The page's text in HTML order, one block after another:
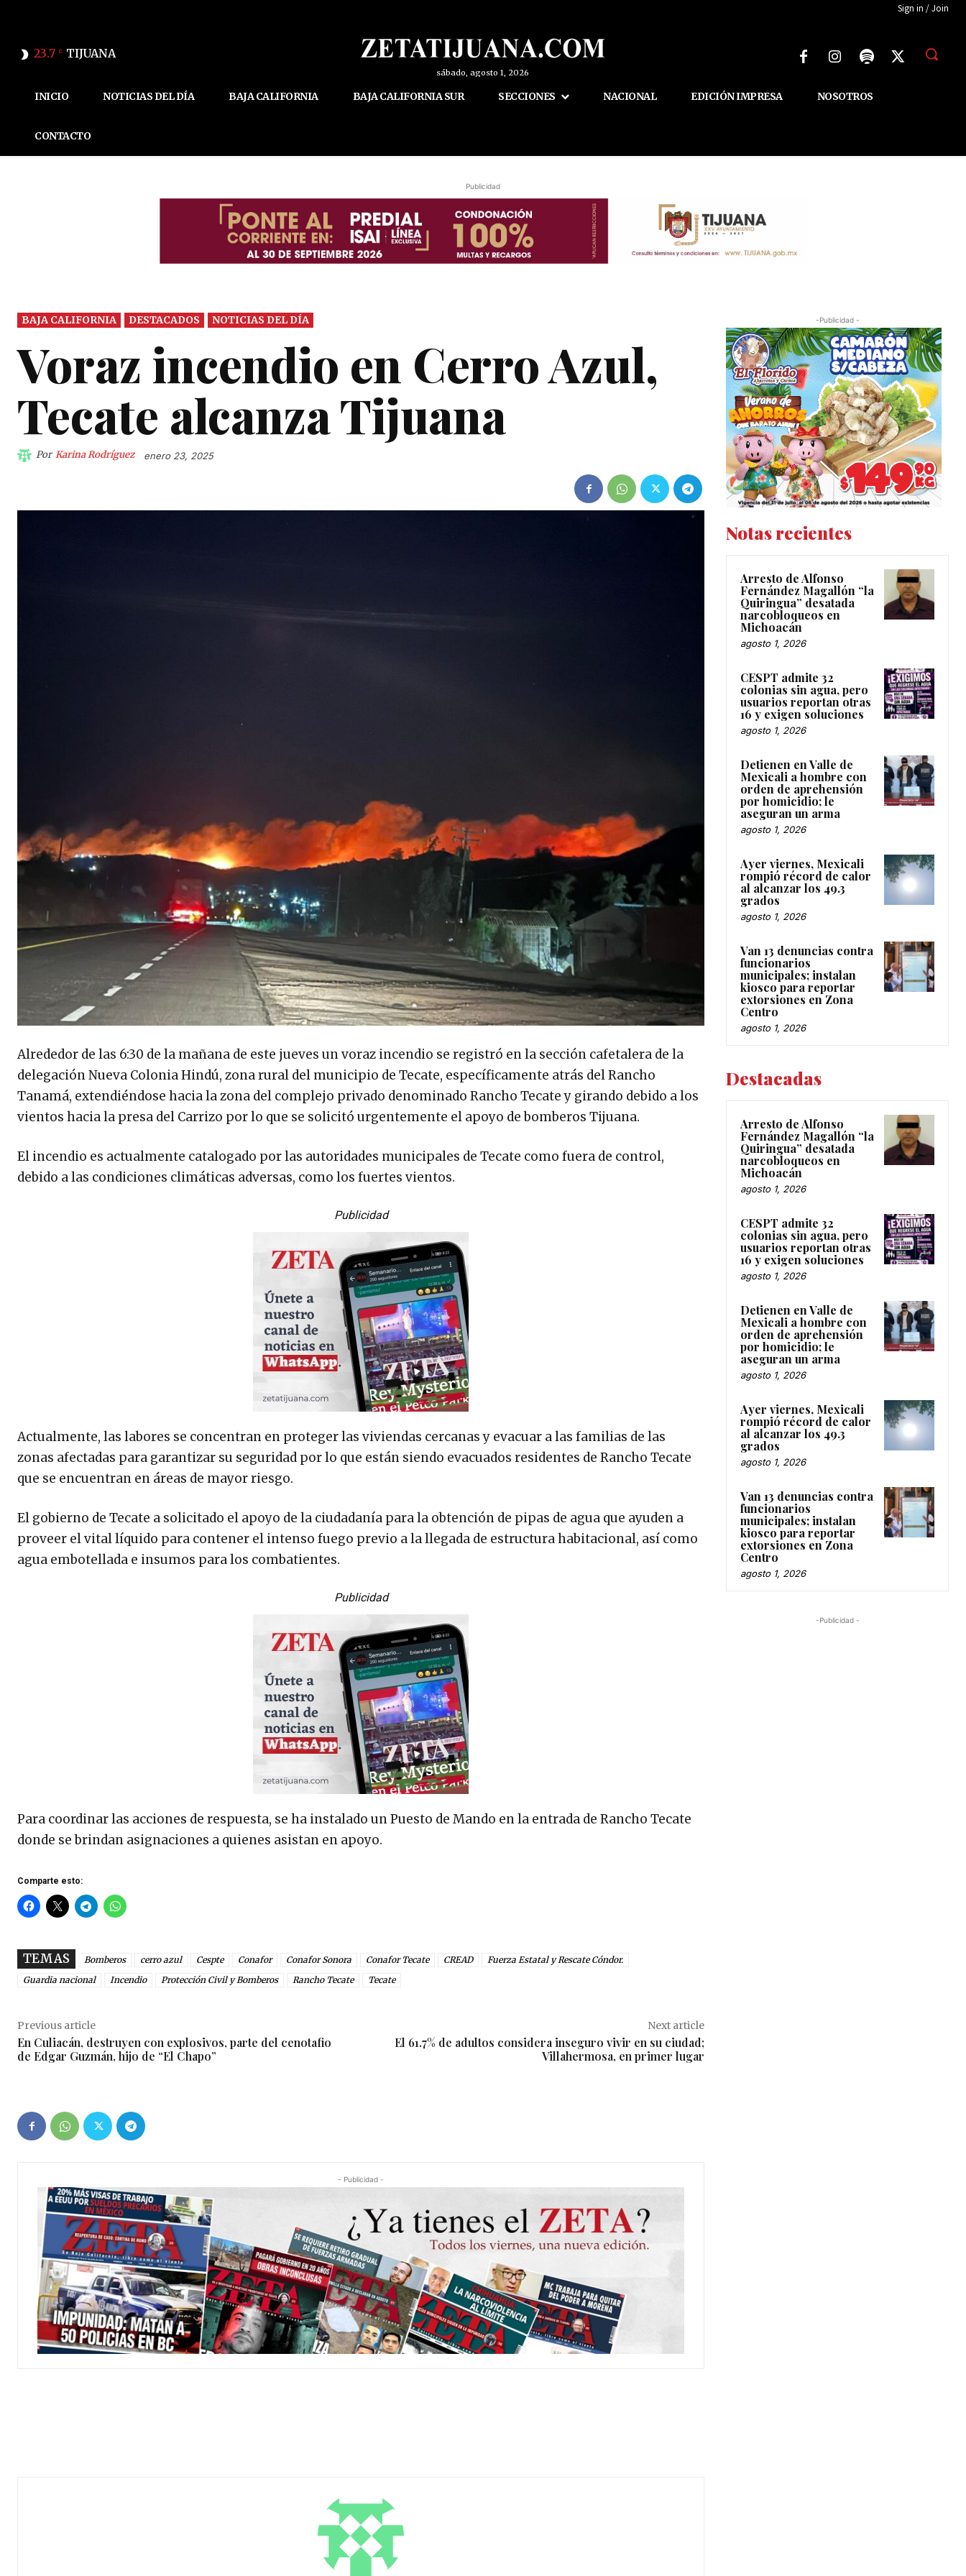
Sign in / Join
23.7 C TIJUANA
sábado, agosto 1, 2026
INICIO NOTICIAS DEL DÍA BAJA CALIFORNIA BAJA CALIFORNIA SUR SECCIONES NACIONAL EDICIÓN IMPRESA NOSOTROS
CONTACTO
Publicidad
BAJA CALIFORNIA DESTACADOS NOTICIAS DEL DÍA
Voraz incendio en Cerro Azul,
Tecate alcanza Tijuana
Por Karina Rodríguez enero 23, 2025
Alrededor de las 6:30 de la mañana de este jueves un voraz incendio se registró en la sección cafetalera de la
delegación Nueva Colonia Hindú, zona rural del municipio de Tecate, específicamente atrás del Rancho
Tanamá, extendiéndose hacia la zona del complejo privado denominado Rancho Tecate y girando debido a los
vientos hacia la presa del Carrizo por lo que se solicitó urgentemente el apoyo de bomberos Tijuana.
El incendio es actualmente catalogado por las autoridades municipales de Tecate como fuera de control,
debido a las condiciones climáticas adversas, como los fuertes vientos.
Publicidad
Actualmente, las labores se concentran en proteger las viviendas cercanas y evacuar a las familias de las
zonas afectadas para garantizar su seguridad por lo que están siendo evacuados residentes de Rancho Tecate
que se encuentran en áreas de mayor riesgo.
El gobierno de Tecate a solicitado el apoyo de la ciudadanía para la obtención de pipas de agua que ayuden a
proveer el vital líquido para contener el intenso fuego previo a la llegada de estructura habitacional, así como
agua embotellada e insumos para los combatientes.
Publicidad
Para coordinar las acciones de respuesta, se ha instalado un Puesto de Mando en la entrada de Rancho Tecate
donde se brindan asignaciones a quienes asistan en apoyo.
Comparte esto:
TEMAS Bomberos cerro azul Cespte Conafor Conafor Sonora Conafor Tecate CREAD
Fuerza Estatal y Rescate Cóndor.
Guardia nacional
Incendio Protección Civil y Bomberos Rancho Tecate Tecate
Previous article
En Culiacán, destruyen con explosivos, parte del cenotafio
de Edgar Guzmán, hijo de “El Chapo”
Next article
El 61.7% de adultos considera inseguro vivir en su ciudad;
Villahermosa, en primer lugar
- Publicidad -
-Publicidad -
Notas recientes
Arresto de Alfonso
Fernández Magallón “la
Quiringua” desatada
narcobloqueos en
Michoacán
agosto 1, 2026
CESPT admite 32
colonias sin agua, pero
usuarios reportan otras
16 y exigen soluciones
agosto 1, 2026
Detienen en Valle de
Mexicali a hombre con
orden de aprehensión
por homicidio; le
aseguran un arma
agosto 1, 2026
Ayer viernes, Mexicali
rompió récord de calor
al alcanzar los 49.3
grados
agosto 1, 2026
Van 13 denuncias contra
funcionarios
municipales; instalan
kiosco para reportar
extorsiones en Zona
Centro
agosto 1, 2026
Destacadas
Arresto de Alfonso
Fernández Magallón “la
Quiringua” desatada
narcobloqueos en
Michoacán
agosto 1, 2026
CESPT admite 32
colonias sin agua, pero
usuarios reportan otras
16 y exigen soluciones
agosto 1, 2026
Detienen en Valle de
Mexicali a hombre con
orden de aprehensión
por homicidio; le
aseguran un arma
agosto 1, 2026
Ayer viernes, Mexicali
rompió récord de calor
al alcanzar los 49.3
grados
agosto 1, 2026
Van 13 denuncias contra
funcionarios
municipales; instalan
kiosco para reportar
extorsiones en Zona
Centro
agosto 1, 2026
-Publicidad -